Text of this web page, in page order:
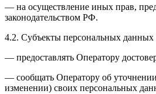
— на осуществление иных прав,
законодательством РФ.
4.2. Субъекты персональных данных
— предоставлять Оператору
— сообщать Оператору об
изменении) своих персональных